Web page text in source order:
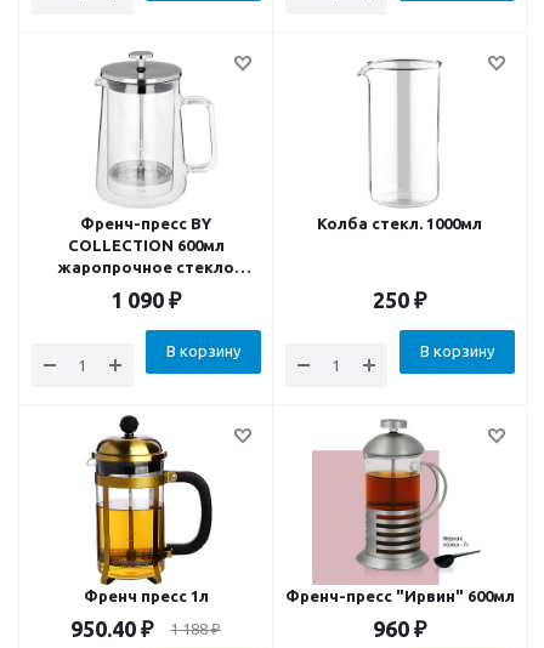
Френч-пресс BY
COLLECTION 600мл
жаропрочное стекло
двойные стенки
1 090 ₽
В корзину
Колба стекл. 1000мл
250 ₽
В корзину
Френч пресс 1л
950.40 ₽ 1 188₽
Френч-пресс "Ирвин" 600мл
960 ₽